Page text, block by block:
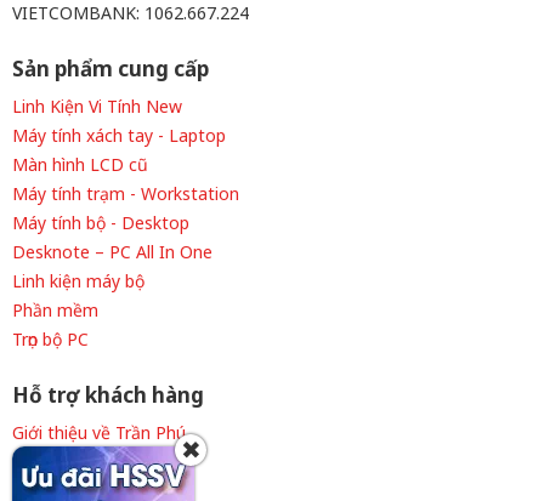
VIETCOMBANK: 1062.667.224
Sản phẩm cung cấp
Linh Kiện Vi Tính New
Máy tính xách tay - Laptop
Màn hình LCD cũ
Máy tính trạm - Workstation
Máy tính bộ - Desktop
Desknote – PC All In One
Linh kiện máy bộ
Phần mềm
Trọn bộ PC
Hỗ trợ khách hàng
Giới thiệu về Trần Phú
Thông tin tuyển dụng
Liên hệ cửa hàng
✖